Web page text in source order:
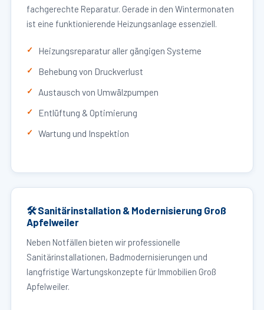
fachgerechte Reparatur. Gerade in den Wintermonaten
ist eine funktionierende Heizungsanlage essenziell.
Heizungsreparatur aller gängigen Systeme
Behebung von Druckverlust
Austausch von Umwälzpumpen
Entlüftung & Optimierung
Wartung und Inspektion
🛠 Sanitärinstallation & Modernisierung Groß
Apfelweiler
Neben Notfällen bieten wir professionelle
Sanitärinstallationen, Badmodernisierungen und
langfristige Wartungskonzepte für Immobilien Groß
Apfelweiler.